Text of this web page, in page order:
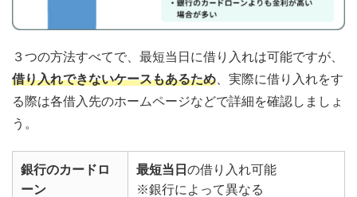
３つの方法すべてで、最短当日に借り入れは可能ですが、
借り入れできないケースもあるため 、実際に借り入れをす
る際は各借入先のホームページなどで詳細を確認しましょ
う。
銀行のカードロ
ーン
最短当日 の借り入れ可能
※銀行によって異なる